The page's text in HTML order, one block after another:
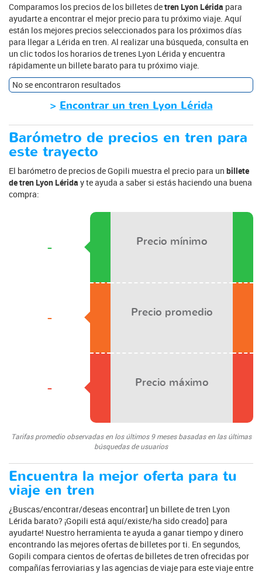
Comparamos los precios de los billetes detren Lyon Lérida para
ayudarte a encontrar el mejor precio para tu próximo viaje. Aquí
están los mejores precios seleccionados para los próximos días
para llegar a Lérida en tren. Al realizar una búsqueda, consulta en
un clic todos los horarios de trenes Lyon Lérida y encuentra
rápidamente un billete barato para tu próximo viaje.
No se encontraron resultados
> Encontrar un tren Lyon Lérida
Barómetro de precios en tren para
este trayecto
El barómetro de precios de Gopili muestra el precio para un billete
de tren Lyon Lérida y te ayuda a saber si estás haciendo una buena
compra:
-
-
-
Precio mínimo
Precio promedio
Precio máximo
Tarifas promedio observadas en los últimos 9 meses basadas en las últimas
búsquedas de usuarios
Encuentra la mejor oferta para tu
viaje en tren
¿Buscas/encontrar/deseas encontrar] un billete de tren Lyon
Lérida barato? ¡Gopili está aquí/existe/ha sido creado] para
ayudarte! Nuestro herramienta te ayuda a ganar tiempo y dinero
encontrando las mejores ofertas de billetes por ti. En segundos,
Gopili compara cientos de ofertas de billetes de tren ofrecidas por
compañías ferroviarias y las agencias de viaje para este viaje entre